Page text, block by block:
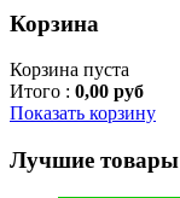
Корзина
Корзина пуста
Итого : 0,00 руб
Показать корзину
Лучшие товары